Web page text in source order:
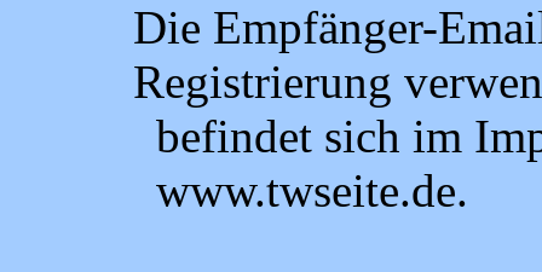
Die Empfänger-
Registrierung
befindet sich im
www.twseite.de.